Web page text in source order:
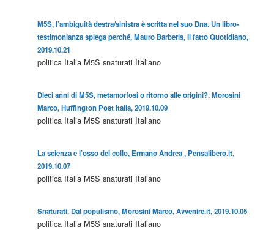
M5S, l’ambiguità destra/sinistra è scritta nel suo Dna. Un libro-
testimonianza spiega perché, Mauro Barberis, Il fatto Quotidiano,
2019.10.21
politica Italia M5S snaturati Italiano
Dieci anni di M5S, metamorfosi o ritorno alle origini?, Morosini
Marco, Huffington Post Italia, 2019.10.09
politica Italia M5S snaturati Italiano
La scienza e l’osso del collo, Ermano Andrea , Pensalibero.it,
2019.10.07
politica Italia M5S snaturati Italiano
Snaturati. Dal populismo, Morosini Marco, Avvenire.it, 2019.10.05
politica Italia M5S snaturati Italiano